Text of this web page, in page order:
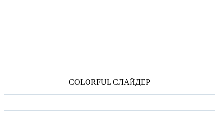
COLORFUL СЛАЙДЕР